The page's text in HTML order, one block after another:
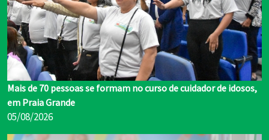
Mais de 70 pessoas se formam no curso de cuidador de idosos,
em Praia Grande
05/08/2026